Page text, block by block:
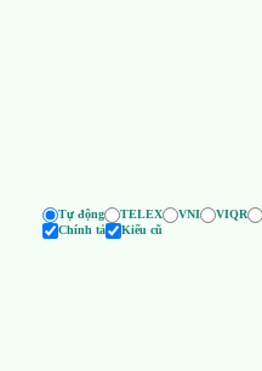
Tự động TELEX VNI VIQR
Chính tả
Kiểu cũ